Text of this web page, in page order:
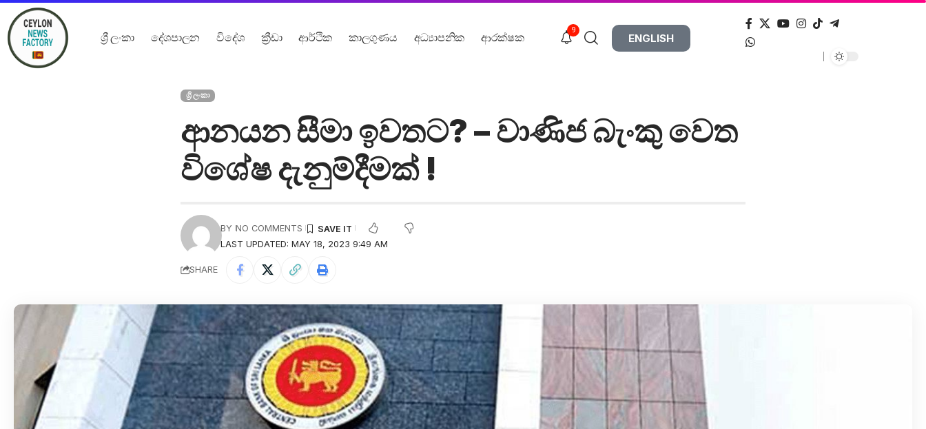
ශ්‍රී ලංකා දේශපාලන විදේශ ක්‍රීඩා ආර්ථික කාලගුණය අධ්‍යාපනික ආරක්ෂක
9
ENGLISH
ශ්‍රී ලංකා
ආනයන සීමා ඉවතට? – වාණිජ බැංකු වෙත
විශේෂ දැනුම්දීමක් !
LAST UPDATED: MAY 18, 2023 9:49 AM
BY NO COMMENTS
SHARE